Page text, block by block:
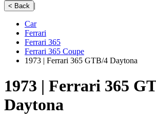
< Back |
Car
Ferrari
Ferrari 365
Ferrari 365 Coupe
1973 | Ferrari 365 GTB/4 Daytona
1973 | Ferrari 365
Daytona